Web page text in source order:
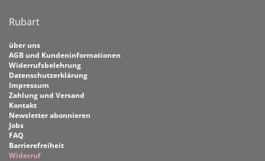
Rubart
über uns
AGB und Kundeninformationen
Widerrufsbelehrung
Datenschutzerklärung
Impressum
Zahlung und Versand
Kontakt
Newsletter abonnieren
Jobs
FAQ
Barrierefreiheit
Widerruf